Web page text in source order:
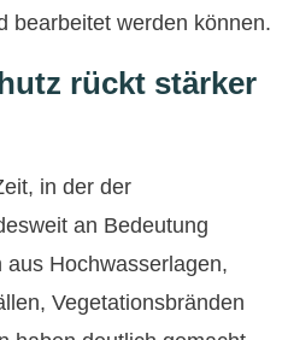
bearbeitet werden können.
rückt stärker
in der der
an Bedeutung
Hochwasserlagen,
Vegetationsbränden